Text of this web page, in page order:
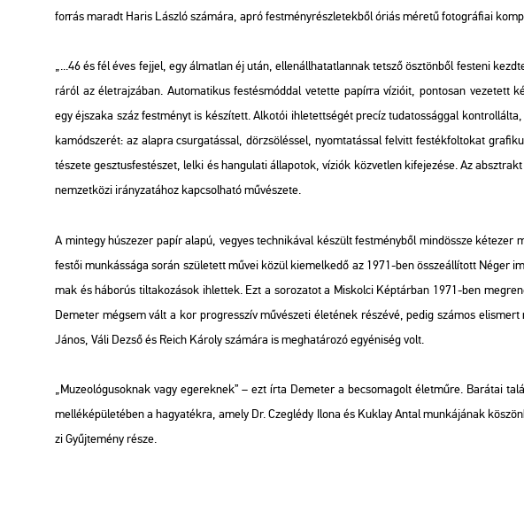
for­rás ma­radt Haris Lász­ló szá­má­ra, apró fest­mény­rész­le­tek­ből óriás mé­re­tű fo­tog­rá­fi­ai
„...46 és fél éves fej­jel, egy ál­mat­lan éj után, el­len­áll­ha­tat­lan­nak tet­sző ösz­tön­ből fes­te­ni
rá­ról az élet­raj­zá­ban. Au­to­ma­ti­kus fes­tés­mód­dal ve­tet­te pa­pír­ra ví­zi­ó­it, pon­to­san ve­ze­tett
egy éj­sza­ka száz fest­ményt is ké­szí­tett. Al­ko­tói ih­le­tett­sé­gét pre­cíz tu­da­tos­ság­gal
ka­mód­sze­rét: az alap­ra csur­ga­tás­sal, dör­zsö­lés­sel, nyom­ta­tás­sal fel­vitt fes­ték­fol­to­kat
té­sze­te gesz­tus­fes­té­szet, lelki és han­gu­la­ti ál­la­po­tok, ví­zi­ók köz­vet­len ki­fe­je­zé­se. Az
nem­zet­kö­zi irány­za­tá­hoz kap­csol­ha­tó mű­vé­sze­te.
A mint­egy húsz­ezer papír alapú, ve­gyes tech­ni­ká­val ké­szült fest­mény­ből mind­össze két­ezer
fes­tői mun­kás­sá­ga során szü­le­tett művei közül ki­emel­ke­dő az 1971-ben össze­ál­lí­tott Néger
mak és há­bo­rús til­ta­ko­zá­sok ih­let­tek. Ezt a so­ro­za­tot a Mis­kol­ci Kép­tár­ban 1971-ben
De­me­ter még­sem vált a kor prog­resszív mű­vé­sze­ti éle­té­nek ré­szé­vé, pedig szá­mos
János, Váli Dezső és Reich Ká­roly szá­má­ra is meg­ha­tá­ro­zó egyé­ni­ség volt.
„Mu­zeo­ló­gu­sok­nak vagy ege­rek­nek” – ezt írta De­me­ter a be­cso­ma­golt élet­mű­re. Ba­rá­tai
mel­lék­épü­le­té­ben a ha­gya­ték­ra, amely Dr. Czeg­lédy Ilona és Kuk­lay Antal mun­ká­já­nak
zi Gyűj­te­mény része.